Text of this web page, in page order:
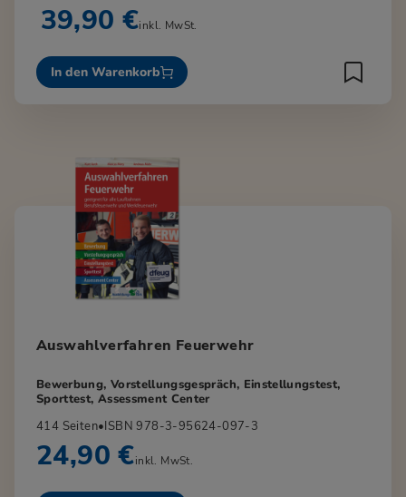
39,90 €inkl. MwSt.
In den Warenkorb
Auswahlverfahren Feuerwehr
Bewerbung, Vorstellungsgespräch, Einstellungstest,
Sporttest, Assessment Center
414 Seiten•ISBN 978-3-95624-097-3
24,90 €inkl. MwSt.